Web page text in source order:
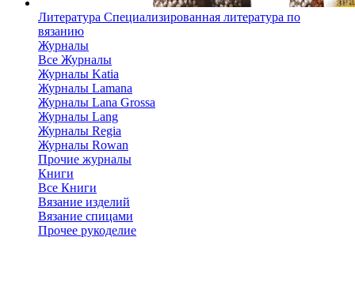
Литература Специализированная литература по
вязанию
Журналы
Все Журналы
Журналы Katia
Журналы Lamana
Журналы Lana Grossa
Журналы Lang
Журналы Regia
Журналы Rowan
Прочие журналы
Книги
Все Книги
Вязание изделий
Вязание спицами
Прочее рукоделие